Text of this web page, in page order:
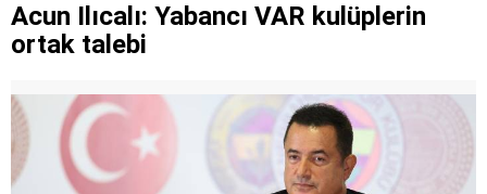
Acun Ilıcalı: Yabancı VAR kulüplerin
ortak talebi